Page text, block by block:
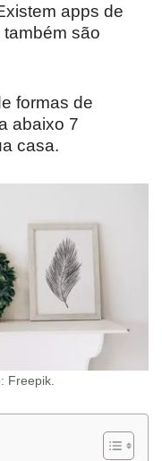
apps de
são
formas de
abaixo 7
casa.
Freepik.